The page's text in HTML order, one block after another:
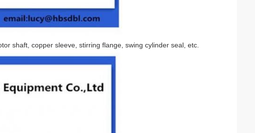
shaft, copper sleeve, stirring flange, swing cylinder seal, etc.